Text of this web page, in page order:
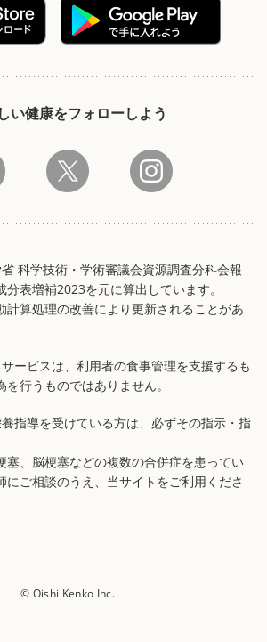
い健康をフォローしよう
科学技術・学術審議会資源調査分科会報
表増補2023を元に算出しています。
計算処理の改善により更新されることがあ
ービスは、利用者の食事管理を支援するも
行うものではありません。
指導を受けている方は、必ずその指示・指
塞、脳梗塞などの複数の合併症を患ってい
にご相談のうえ、当サイトをご利用くださ
© Oishi Kenko Inc.